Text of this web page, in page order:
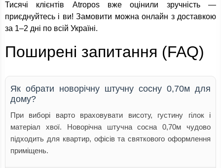
Тисячі клієнтів Atropos вже оцінили зручність —
приєднуйтесь і ви! Замовити можна онлайн з доставкою
за 1–2 дні по всій Україні.
Поширені запитання (FAQ)
Як обрати новорічну штучну сосну 0,70м для
дому?
При виборі варто враховувати висоту, густину гілок і
матеріал хвої. Новорічна штучна сосна 0,70м чудово
підходить для квартир, офісів та святкового оформлення
приміщень.